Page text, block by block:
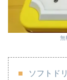
無
ソフトド